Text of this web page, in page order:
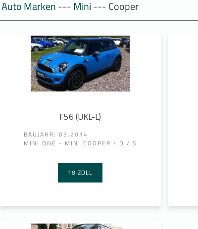
Auto Marken---Mini--- Cooper
F56 (UKL-L)
BAUJAHR: 03.2014
MINI ONE - MINI COOPER / D / S
18 ZOLL